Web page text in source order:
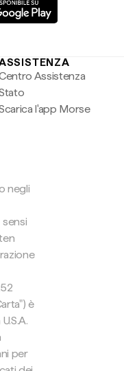
Assistenza
l'app Morse
negli
sensi
è
per